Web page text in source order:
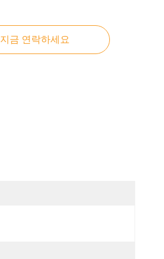
지금 연락하세요